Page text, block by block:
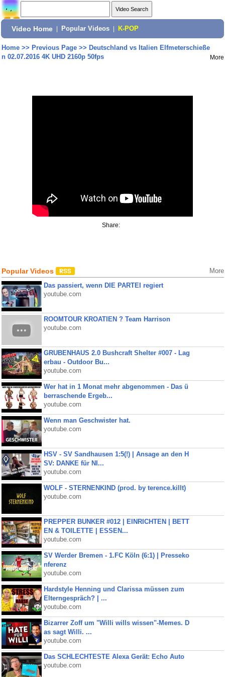
Video Home Popular Videos K-POP
Home>> Previous Page>> Deutschland vs Italien Elfmeterschieße
n 02.07.2016 4K UHD 2160p 50fps
More
Share:
Popular Videos More
Das passiert, wenn DIE PARTEI regiert
youtube.com
ROOMTOUR KROATIEN ? Team Harrison
youtube.com
GRUBENHAUS 2.0 Bushcraft Shelter #007 - Lag
erbau - Outdoor Bu...
youtube.com
Wer hat in 1 Monat mehr abgenommen - Das ü
berraschende Ergeb...
youtube.com
Wenn man Geschwister hat.
youtube.com
HSV - SV Sandhausen 1:5(!) | Ansage an den H
SV: DANKE für NI...
youtube.com
WOLF - STERNENKIND (prod. by terence.killt)
youtube.com
PREPPER BUNKER #012 | EINRICHTEN | BETT
EN & TOILETTE | ESSEN...
youtube.com
SV Werder Bremen - 1.FC Köln (6:1) | Presseko
nferenz
youtube.com
Hardstyle Henning und Clarissa müssen zum
Elterngespräch? | ...
youtube.com
Bizarrer Zoff um "Willi wills wissen"-Memes. D
as sagt Willi. ...
youtube.com
Das SCHLECHTESTE Alexa Gerät: Echo Auto
youtube.com